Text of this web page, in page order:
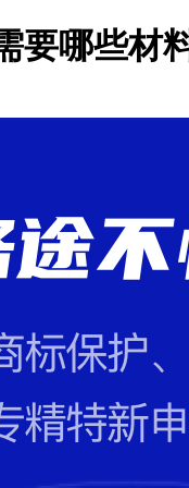
要哪些材